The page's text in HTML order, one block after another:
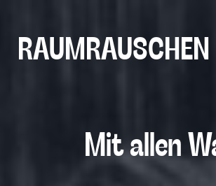
Inhalt
springen
RAUMRAUSCHEN
Mit allen